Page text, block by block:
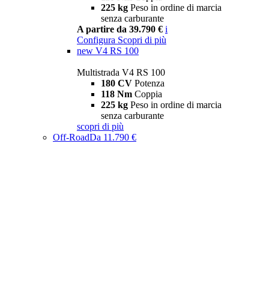
225 kg Peso in ordine di marcia
senza carburante
A partire da 39.790 € i
Configura Scopri di più
new V4 RS 100
Multistrada V4 RS 100
180 CV Potenza
118 Nm Coppia
225 kg Peso in ordine di marcia
senza carburante
scopri di più
Off-RoadDa 11.790 €